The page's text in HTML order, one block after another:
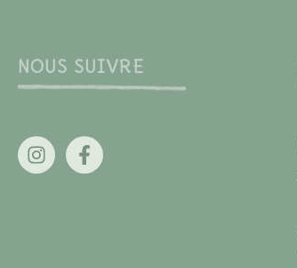
NOUS SUIVRE